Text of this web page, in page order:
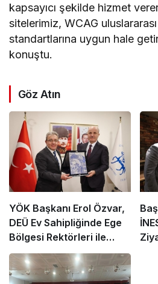
kapsayıcı şekilde hizmet
sitelerimiz, WCAG
standartlarına uygun hale
konuştu.
Göz Atın
YÖK Başkanı Erol Özvar,
DEÜ Ev Sahipliğinde Ege
Bölgesi Rektörleri ile
Buluştu